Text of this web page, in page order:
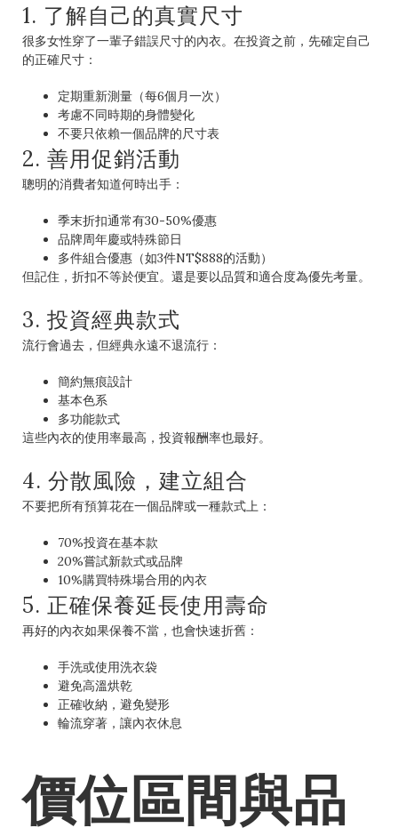
1. 了解自己的真實尺寸
很多女性穿了一輩子錯誤尺寸的內衣。在投資之前，先確定自己
的正確尺寸：
定期重新測量（每6個月一次）
考慮不同時期的身體變化
不要只依賴一個品牌的尺寸表
2. 善用促銷活動
聰明的消費者知道何時出手：
季末折扣通常有30-50%優惠
品牌周年慶或特殊節日
多件組合優惠（如3件NT$888的活動）
但記住，折扣不等於便宜。還是要以品質和適合度為優先考量。
3. 投資經典款式
流行會過去，但經典永遠不退流行：
簡約無痕設計
基本色系
多功能款式
這些內衣的使用率最高，投資報酬率也最好。
4. 分散風險，建立組合
不要把所有預算花在一個品牌或一種款式上：
70%投資在基本款
20%嘗試新款式或品牌
10%購買特殊場合用的內衣
5. 正確保養延長使用壽命
再好的內衣如果保養不當，也會快速折舊：
手洗或使用洗衣袋
避免高溫烘乾
正確收納，避免變形
輪流穿著，讓內衣休息
價位區間與品